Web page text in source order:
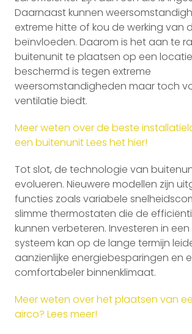
Daarnaast kunnen
extreme hitte of kou de werking van
beïnvloeden. Daarom is het aan te
buitenunit te plaatsen op een
beschermd is tegen extreme
weersomstandigheden maar toch
ventilatie biedt.
Meer weten over de beste
een buitenunit Lees het hier!
Tot slot, de technologie van
evolueren. Nieuwere modellen zijn
functies zoals variabele
slimme thermostaten die de
kunnen verbeteren. Investeren in
systeem kan op de lange termijn
aanzienlijke energiebesparingen en
comfortabeler binnenklimaat.
Meer weten over het plaatsen van
airco? Lees meer!